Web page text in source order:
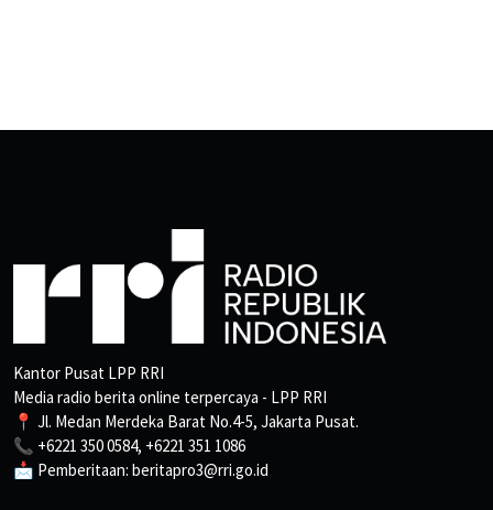
Kantor Pusat LPP RRI
Media radio berita online terpercaya - LPP RRI
📍 Jl. Medan Merdeka Barat No.4-5, Jakarta Pusat.
📞 +6221 350 0584, +6221 351 1086
📩 Pemberitaan: beritapro3@rri.go.id